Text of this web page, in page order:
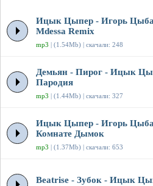
Ицык Цыпер - Игорь
Mdessa Remix
mp3 | (1.54Mb) | скачали: 248
Демьян - Пирог - Ицык
Пародия
mp3 | (1.44Mb) | скачали: 327
Ицык Цыпер - Игорь
Комнате Дымок
mp3 | (1.37Mb) | скачали: 653
Beatrise - Зубок - Ицык